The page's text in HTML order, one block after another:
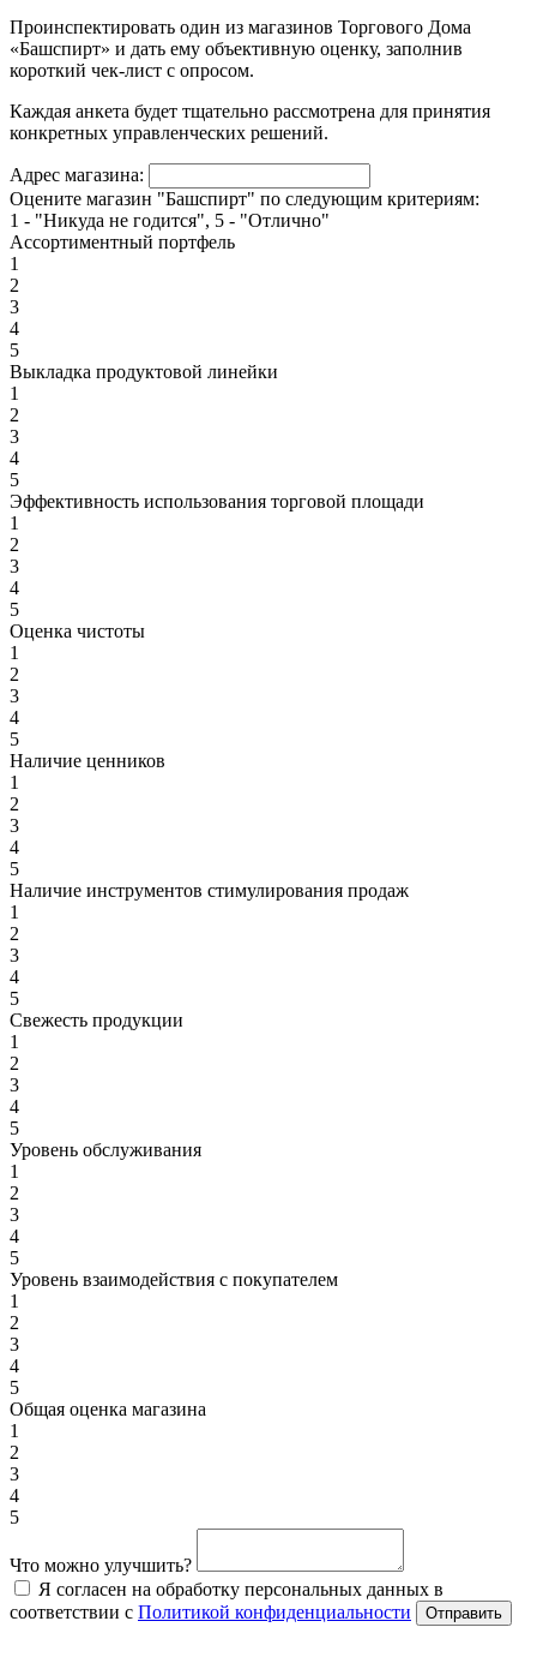
Проинспектировать один из магазинов Торгового Дома
«Башспирт» и дать ему объективную оценку, заполнив
короткий чек-лист с опросом.
Каждая анкета будет тщательно рассмотрена для принятия
конкретных управленческих решений.
Адрес магазина:
Оцените магазин "Башспирт" по следующим критериям:
1 - "Никуда не годится", 5 - "Отлично"
Ассортиментный портфель
1
2
3
4
5
Выкладка продуктовой линейки
1
2
3
4
5
Эффективность использования торговой площади
1
2
3
4
5
Оценка чистоты
1
2
3
4
5
Наличие ценников
1
2
3
4
5
Наличие инструментов стимулирования продаж
1
2
3
4
5
Свежесть продукции
1
2
3
4
5
Уровень обслуживания
1
2
3
4
5
Уровень взаимодействия с покупателем
1
2
3
4
5
Общая оценка магазина
1
2
3
4
5
Что можно улучшить?
Я согласен на обработку персональных данных в
соответствии с Политикой конфиденциальности Отправить